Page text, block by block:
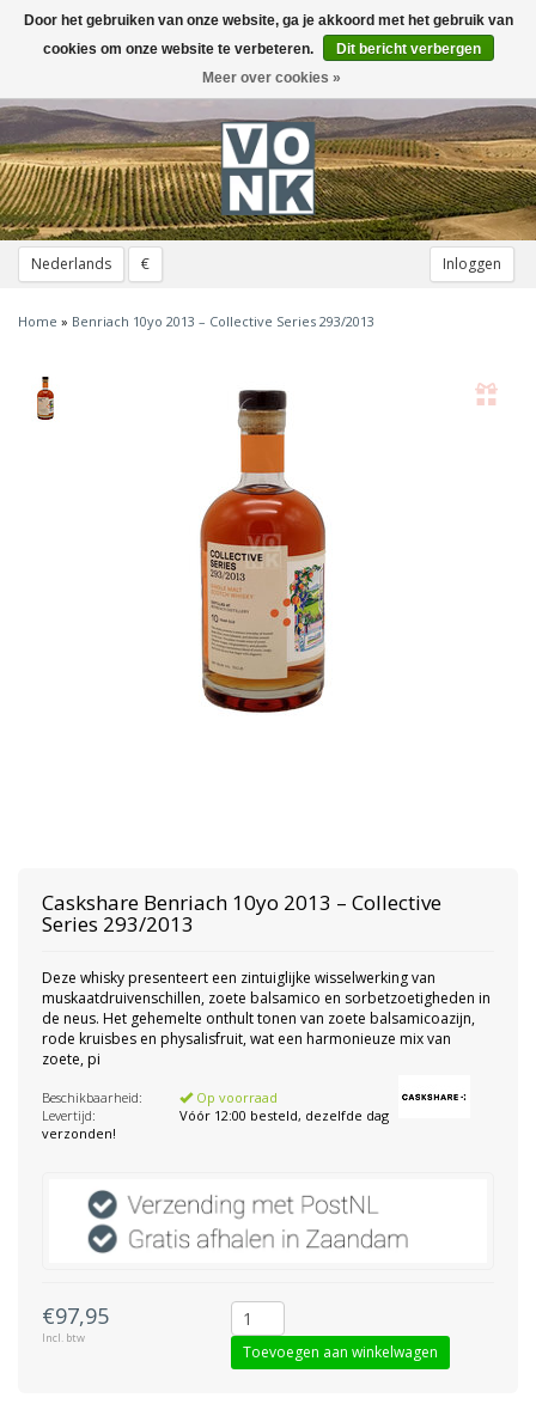
Nederlands € Inloggen
Toggle
navigation
Home » Benriach 10yo 2013 – Collective Series 293/2013
Caskshare Benriach 10yo 2013 – Collective
Series 293/2013
Deze whisky presenteert een zintuiglijke wisselwerking van
muskaatdruivenschillen, zoete balsamico en sorbetzoetigheden in
de neus. Het gehemelte onthult tonen van zoete balsamicoazijn,
rode kruisbes en physalisfruit, wat een harmonieuze mix van
zoete, pi
Beschikbaarheid:
Op voorraad
Levertijd:
Vóór 12:00 besteld, dezelfde dag
verzonden!
€97,95
Incl. btw
Toevoegen aan winkelwagen
Door het gebruiken van onze website, ga je akkoord met het gebruik van
cookies om onze website te verbeteren.
Dit bericht verbergen
Meer over cookies »